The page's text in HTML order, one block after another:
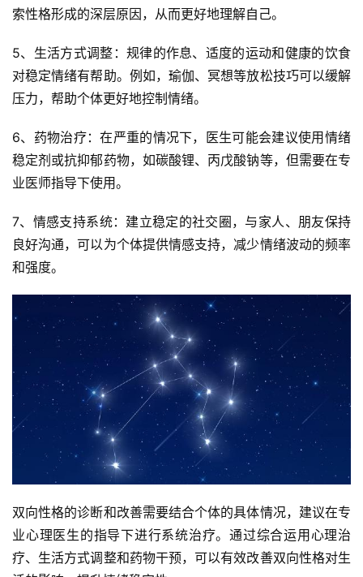
索性格形成的深层原因，从而更好地理解自己。
5、生活方式调整：规律的作息、适度的运动和健康的饮食
对稳定情绪有帮助。例如，瑜伽、冥想等放松技巧可以缓解
压力，帮助个体更好地控制情绪。
6、药物治疗：在严重的情况下，医生可能会建议使用情绪
稳定剂或抗抑郁药物，如碳酸锂、丙戊酸钠等，但需要在专
业医师指导下使用。
7、情感支持系统：建立稳定的社交圈，与家人、朋友保持
良好沟通，可以为个体提供情感支持，减少情绪波动的频率
和强度。
双向性格的诊断和改善需要结合个体的具体情况，建议在专
业心理医生的指导下进行系统治疗。通过综合运用心理治
疗、生活方式调整和药物干预，可以有效改善双向性格对生